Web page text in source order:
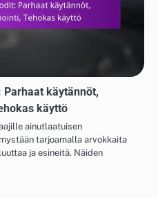
käytännöt,
käyttö
ainutlaatuisen
tarjoamalla arvokkaita
ja esineitä. Näiden